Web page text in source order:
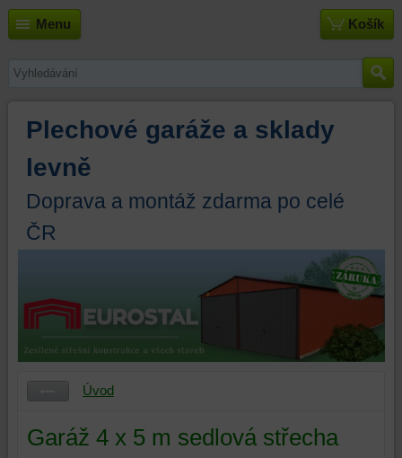
Menu Košík
Plechové garáže a sklady
levně
Doprava a montáž zdarma po celé
ČR
Úvod
Garáž 4 x 5 m sedlová střecha